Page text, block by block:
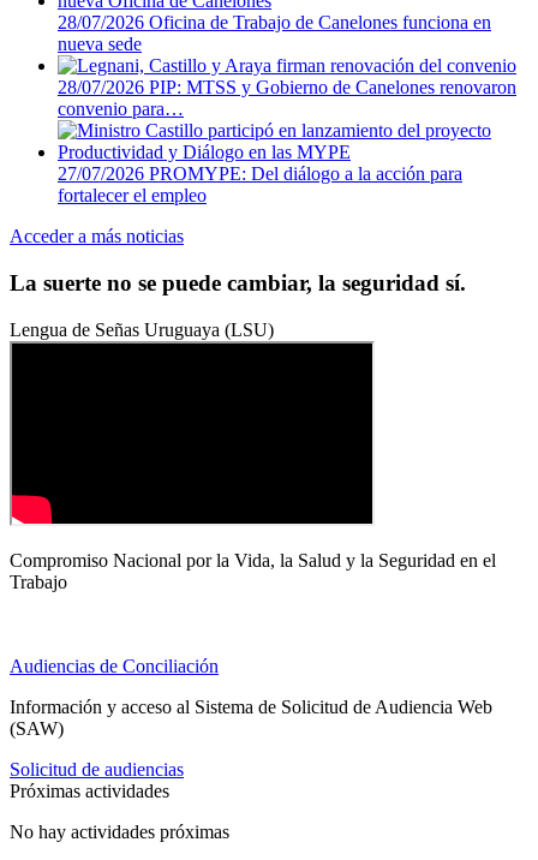
28/07/2026 Oficina de Trabajo de Canelones funciona en
nueva sede
28/07/2026 PIP: MTSS y Gobierno de Canelones renovaron
convenio para…
27/07/2026 PROMYPE: Del diálogo a la acción para
fortalecer el empleo
Acceder a más noticias
La suerte no se puede cambiar, la seguridad sí.
Lengua de Señas Uruguaya (LSU)
Compromiso Nacional por la Vida, la Salud y la Seguridad en el
Trabajo
Audiencias de Conciliación
Información y acceso al Sistema de Solicitud de Audiencia Web
(SAW)
Solicitud de audiencias
Próximas actividades
No hay actividades próximas